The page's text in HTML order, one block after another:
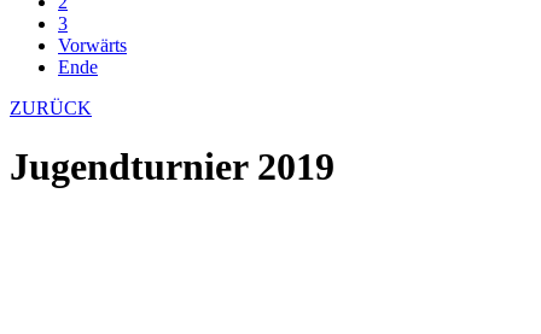
3
Vorwärts
Ende
ZURÜCK
Jugendturnier 2019